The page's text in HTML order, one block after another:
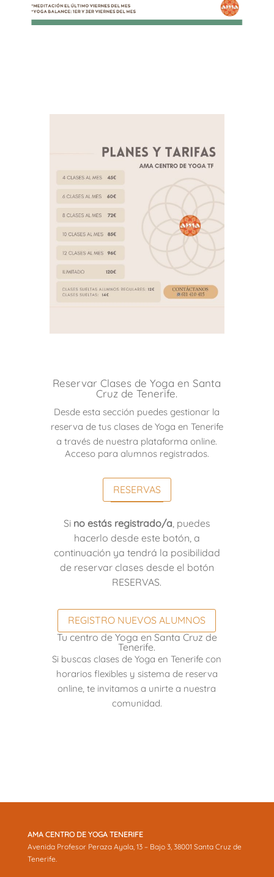
Reservar Clases de Yoga en Santa
Cruz de Tenerife.
Desde esta sección puedes gestionar la
reserva de tus clases de Yoga en Tenerife
a través de nuestra plataforma online.
Acceso para alumnos registrados.
RESERVAS
Si no estás registrado/a , puedes
hacerlo desde este botón, a
continuación ya tendrá la posibilidad
de reservar clases desde el botón
RESERVAS.
REGISTRO NUEVOS ALUMNOS
Tu centro de Yoga en Santa Cruz de
Tenerife.
Si buscas clases de Yoga en Tenerife con
horarios flexibles y sistema de reserva
online, te invitamos a unirte a nuestra
comunidad.
AMA CENTRO DE YOGA TENERIFE
Avenida Profesor Peraza Ayala, 13 – Bajo 3, 38001 Santa Cruz de
Tenerife.